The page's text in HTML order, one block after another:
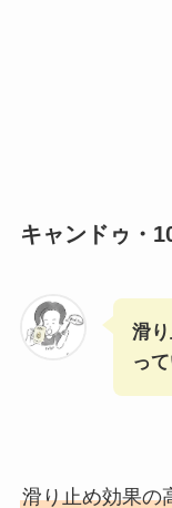
キャンドゥ・
滑
っ
滑り止め効果の